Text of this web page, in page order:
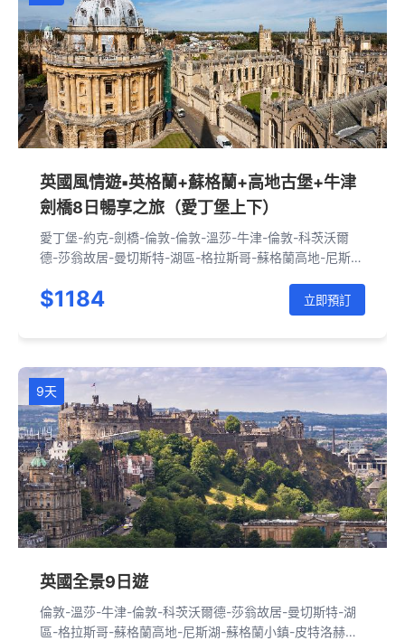
英國風情遊▪英格蘭+蘇格蘭+高地古堡+牛津
劍橋8日暢享之旅（愛丁堡上下）
愛丁堡-約克-劍橋-倫敦-倫敦-溫莎-牛津-倫敦-科茨沃爾
德-莎翁故居-曼切斯特-湖區-格拉斯哥-蘇格蘭高地-尼斯
$1184 立即預訂
9天
英國全景9日遊
倫敦-溫莎-牛津-倫敦-科茨沃爾德-莎翁故居-曼切斯特-湖
區-格拉斯哥-蘇格蘭高地-尼斯湖-蘇格蘭小鎮-皮特洛赫里-